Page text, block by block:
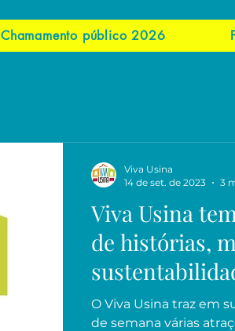
Chamamento público 2026
Viva Usina
de histórias,
semana
O Viva Usina traz em
de semana várias
Viva Usina
14 de set. de 2023
3